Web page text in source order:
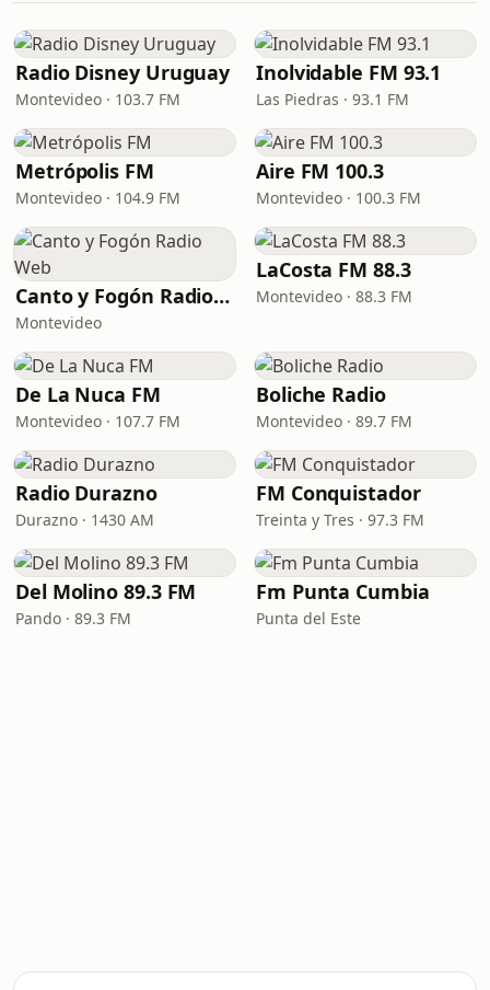
Radio Disney Uruguay
Montevideo · 103.7 FM
Inolvidable FM 93.1
Las Piedras · 93.1 FM
Metrópolis FM
Montevideo · 104.9 FM
Aire FM 100.3
Montevideo · 100.3 FM
Canto y Fogón Radio Web
Montevideo
LaCosta FM 88.3
Montevideo · 88.3 FM
De La Nuca FM
Montevideo · 107.7 FM
Boliche Radio
Montevideo · 89.7 FM
Radio Durazno
Durazno · 1430 AM
FM Conquistador
Treinta y Tres · 97.3 FM
Del Molino 89.3 FM
Pando · 89.3 FM
Fm Punta Cumbia
Punta del Este